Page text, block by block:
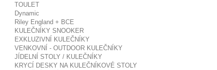
TOULET
Dynamic
Riley England + BCE
KULEČNÍKY SNOOKER
EXKLUZIVNÍ KULEČNÍKY
VENKOVNÍ - OUTDOOR KULEČNÍKY
JÍDELNÍ STOLY / KULEČNÍKY
KRYCÍ DESKY NA KULEČNÍKOVÉ STOLY